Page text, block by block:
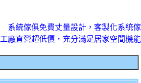
系統傢俱免費丈量設計，客製化系統
工廠直營超低價，充分滿足居家空間機